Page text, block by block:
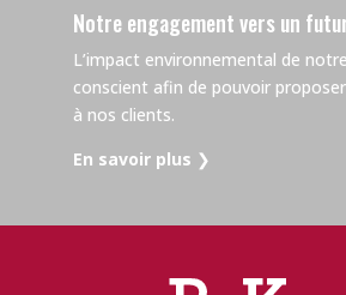
Notre engagement vers un
L’impact environnemental de
conscient afin de pouvoir
à nos clients.
En savoir plus ❯